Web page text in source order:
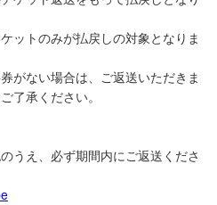
ットのみが払戻しの対象となりま
がない場合は、ご返送いただきま
了承ください。
うえ、必ず期間内にご返送くださ